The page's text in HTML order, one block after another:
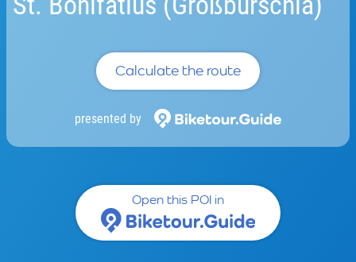
Calculate the route
presented by
Open this POI in